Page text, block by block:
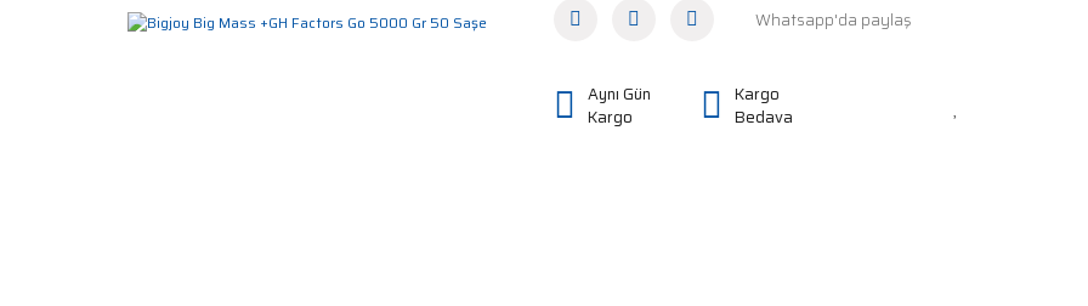
Whatsapp'da paylaş
Aynı Gün
Kargo
Kargo
Bedava